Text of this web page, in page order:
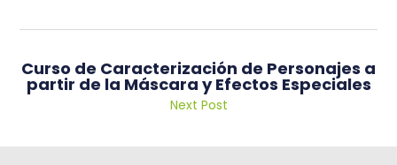
Curso de Caracterización de Personajes a
partir de la Máscara y Efectos Especiales
Next Post